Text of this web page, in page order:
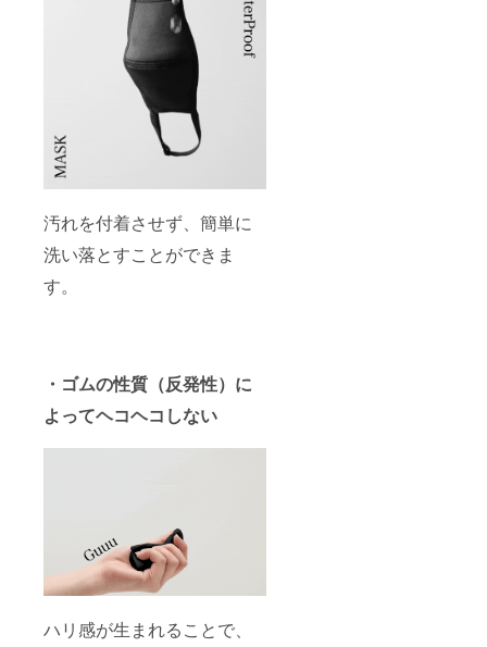
汚れを付着させず、簡単に
洗い落とすことができま
す。
・ゴムの性質（反発性）に
よってヘコヘコしない
ハリ感が生まれることで、